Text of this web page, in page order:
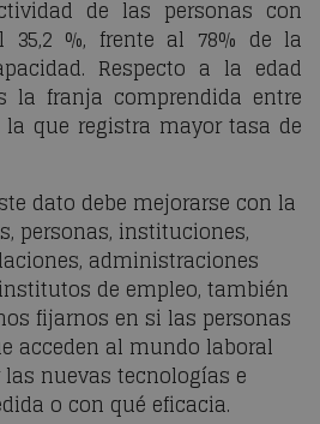
de las personas con
35,2 %, frente al 78% de la
Respecto a la edad
la franja comprendida entre
que registra mayor tasa de
dato debe mejorarse con la
personas, instituciones,
administraciones
de empleo, también
fijarnos en si las personas
acceden al mundo laboral
nuevas tecnologías e
o con qué eficacia.